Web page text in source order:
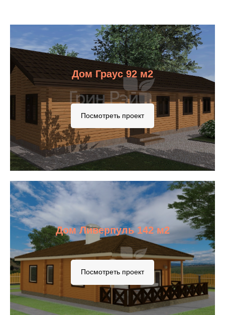
Дом Граус 92 м2
Посмотреть проект
Дом Ливерпуль 142 м2
Посмотреть проект